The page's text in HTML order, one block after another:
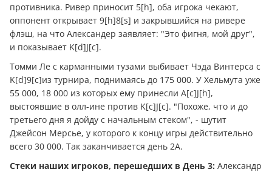
противника. Ривер приносит 5[h], оба игрока чекают,
оппонент открывает 9[h]8[s] и закрывшийся на ривере
флэш, на что Александер заявляет: "Это фигня, мой друг",
и показывает K[d]J[c].
Томми Ле с карманными тузами выбивает Чэда Винтерса с
K[d]9[c]из турнира, поднимаясь до 175 000. У Хельмута уже
55 000, 18 000 из которых ему принесли A[c]J[h],
выстоявшие в олл-ине против K[c]J[c]. "Похоже, что и до
третьего дня я дойду с начальным стеком", - шутит
Джейсон Мерсье, у которого к концу игры действительно
всего 30 000. Так заканчивается день 2A.
Стеки наших игроков, перешедших в День 3: Александр